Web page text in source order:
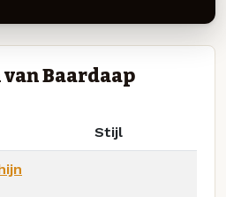
Baardaap
Stijl